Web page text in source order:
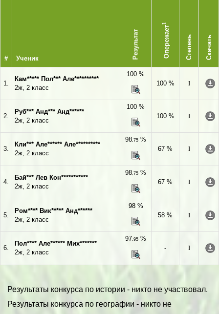
# Ученик Результат Опережает
1
Степень Скачать
1.
Кам***** Пол*** Але**********
2ж, 2 класс
100 %
100 %
I
2.
Руб*** Анд*** Анд******
2ж, 2 класс
100 %
100 %
I
3.
Кли*** Але****** Але**********
2ж, 2 класс
98,75 %
67 %
I
4.
Бай*** Лев Кон***********
2ж, 2 класс
98,75 %
67 %
I
5.
Ром**** Вик***** Анд******
2ж, 2 класс
98 %
58 %
I
6.
Пол**** Але****** Мих*******
2ж, 2 класс
97,95 %
-
I
Результаты конкурса по истории - никто не участвовал.
Результаты конкурса по географии - никто не